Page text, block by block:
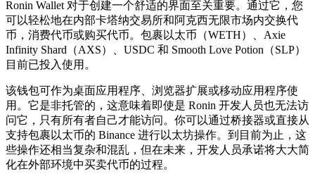
Ronin Wallet 对于创建一个舒适的界面至关重要。通过它，您
可以轻松地在内部卡塔纳交易所和阿克西无限市场内交换代
币，消费代币或购买代币。包裹以太币（WETH）、Axie
Infinity Shard（AXS）、USDC 和 Smooth Love Potion（SLP）
目前已投入使用。
该钱包可作为桌面应用程序、浏览器扩展或移动应用程序使
用。它是非托管的，这意味着即使是 Ronin 开发人员也无法访
问它，只有所有者自己才能访问。你可以通过桥接器或直接从
支持包裹以太币的 Binance 进行以太坊操作。到目前为止，这
些操作还相当复杂和混乱，但在未来，开发人员承诺将大大简
化在外部环境中买卖代币的过程。